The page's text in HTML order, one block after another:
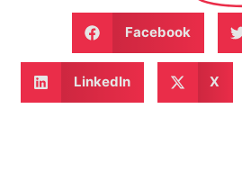
Facebook
LinkedIn X